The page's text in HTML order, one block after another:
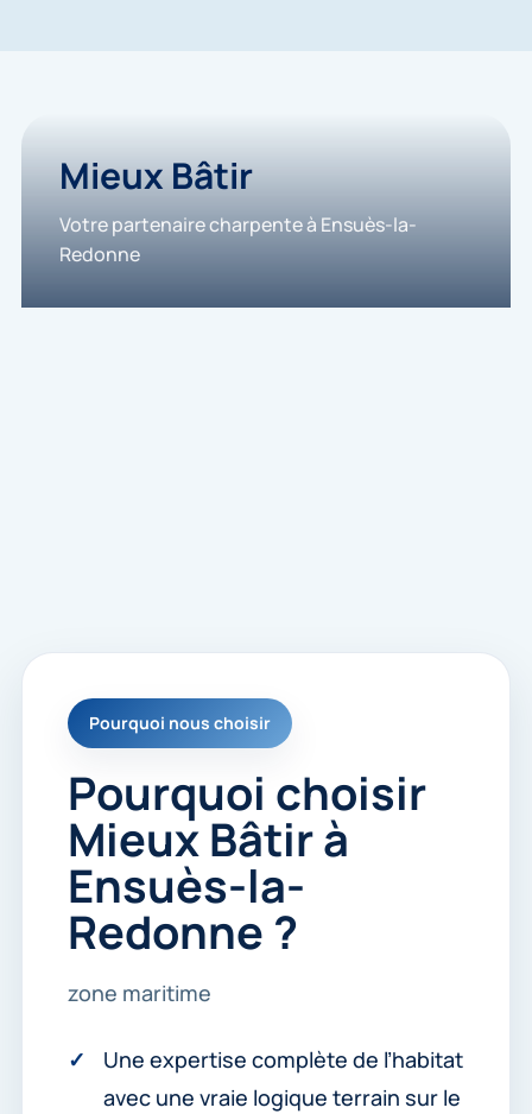
Mieux Bâtir
Votre partenaire charpente à Ensuès-la-
Redonne
Pourquoi nous choisir
Pourquoi choisir
Mieux Bâtir à
Ensuès-la-
Redonne ?
zone maritime
Une expertise complète de l’habitat
avec une vraie logique terrain sur le